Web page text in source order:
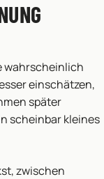
wahrscheinlich
einschätzen,
später
scheinbar kleines
zwischen